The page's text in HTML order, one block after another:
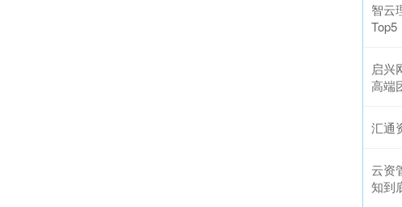
智云
Top5
启兴
高端
汇通
云资
知到